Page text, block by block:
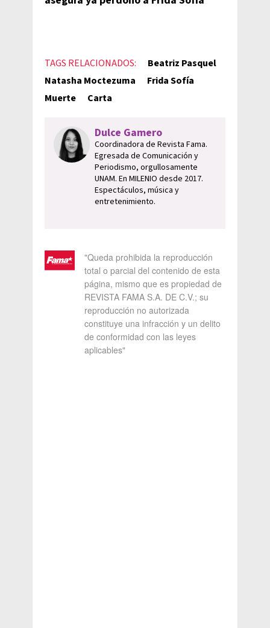
TAGS RELACIONADOS:
Beatriz Pasquel
Natasha Moctezuma
Frida Sofía
Muerte
Carta
Dulce Gamero
Coordinadora de Revista Fama.
Egresada de Comunicación y
Periodismo, orgullosamente
UNAM. En MILENIO desde 2017.
Espectáculos, música y
entretenimiento.
"Queda prohibida la reproducción
total o parcial del contenido de esta
página, mismo que es propiedad de
REVISTA FAMA S.A. DE C.V.; su
reproducción no autorizada
constituye una infracción y un delito
de conformidad con las leyes
aplicables"